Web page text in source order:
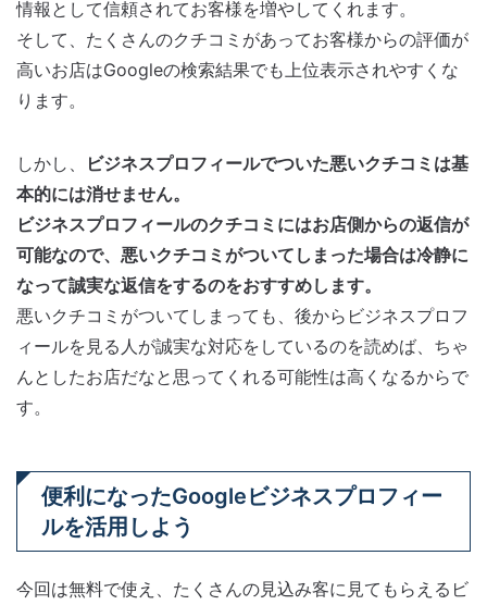
情報として信頼されてお客様を増やしてくれます。
そして、たくさんのクチコミがあってお客様からの評価が
高いお店はGoogleの検索結果でも上位表示されやすくな
ります。
しかし、
ビジネスプロフィールでついた悪いクチコミは基
本的には消せません。
ビジネスプロフィールのクチコミにはお店側からの返信が
可能なので、悪いクチコミがついてしまった場合は冷静に
なって誠実な返信をするのをおすすめします。
悪いクチコミがついてしまっても、後からビジネスプロフ
ィールを見る人が誠実な対応をしているのを読めば、ちゃ
んとしたお店だなと思ってくれる可能性は高くなるからで
す。
便利になったGoogleビジネスプロフィー
ルを活用しよう
今回は無料で使え、たくさんの見込み客に見てもらえるビ